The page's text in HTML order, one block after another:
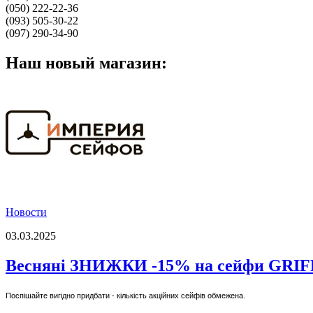
(050) 222-22-36
(093) 505-30-22
(097) 290-34-90
Наш новый магазин:
Новости
03.03.2025
Весняні ЗНИЖКИ -15% на сейфи
Поспішайте вигідно придбати - кількість акційних сейфів обмежена.